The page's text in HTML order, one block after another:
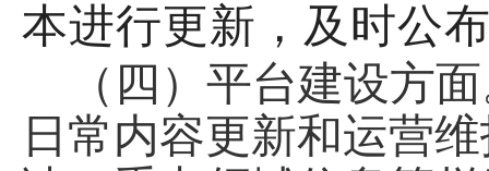
本进行更新，及时公
（四）平台建设方
日常内容更新和运营